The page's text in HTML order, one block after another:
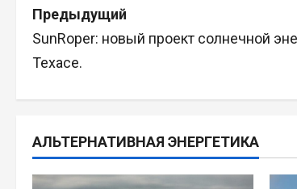
Н
а
г
Предыдущий
SunRoper: новый проект солнечной
Техасе.
АЛЬТЕРНАТИВНАЯ ЭНЕРГЕТИКА